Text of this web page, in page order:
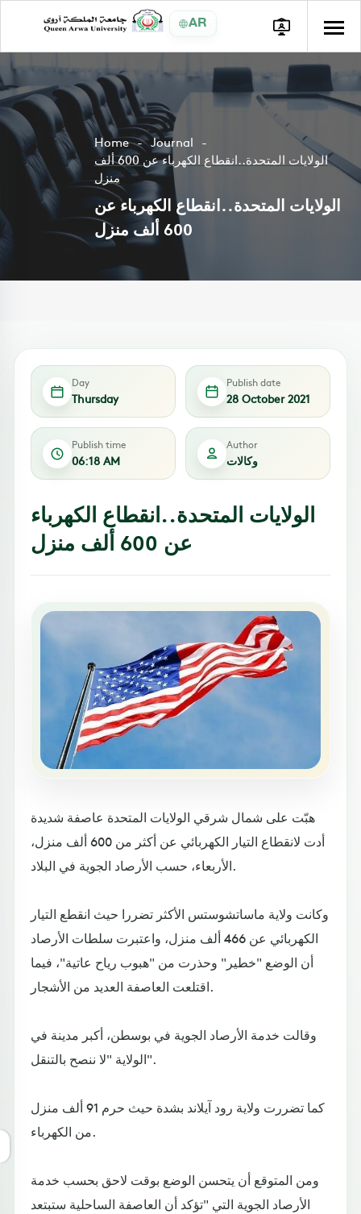
AR
Home
Journal
الولايات المتحدة..انقطاع الكهرباء عن 600 ألف
منزل
الولايات المتحدة..انقطاع الكهرباء عن
600 ألف منزل
Day
Thursday
Publish date
28 October 2021
Publish time
06:18 AM
Author
وكالات
الولايات المتحدة..انقطاع الكهرباء
عن 600 ألف منزل
هبّت على شمال شرقي الولايات المتحدة عاصفة شديدة
أدت لانقطاع التيار الكهربائي عن أكثر من 600 ألف منزل،
الأربعاء، حسب الأرصاد الجوية في البلاد.
وكانت ولاية ماساتشوستس الأكثر تضررا حيث انقطع التيار
الكهربائي عن 466 ألف منزل، واعتبرت سلطات الأرصاد
أن الوضع "خطير" وحذرت من "هبوب رياح عاتية"، فيما
اقتلعت العاصفة العديد من الأشجار.
وقالت خدمة الأرصاد الجوية في بوسطن، أكبر مدينة في
الولاية "لا ننصح بالتنقل".
كما تضررت ولاية رود آيلاند بشدة حيث حرم 91 ألف منزل
من الكهرباء.
ومن المتوقع أن يتحسن الوضع بوقت لاحق بحسب خدمة
الأرصاد الجوية التي "تؤكد أن العاصفة الساحلية ستبتعد